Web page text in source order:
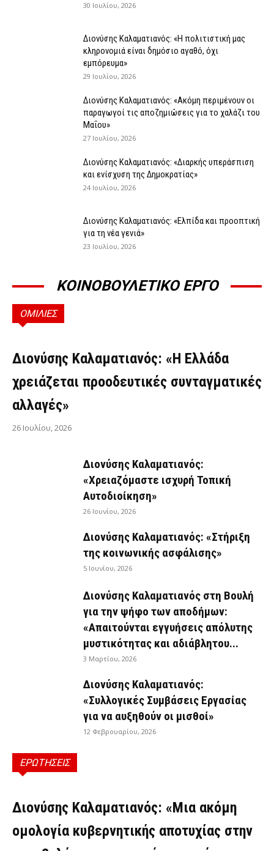
30 Ιουλίου, 2026
Διονύσης Καλαματιανός: «Η πολιτιστική μας
κληρονομιά είναι δημόσιο αγαθό, όχι
εμπόρευμα»
29 Ιουλίου, 2026
Διονύσης Καλαματιανός: «Ακόμη περιμένουν οι
παραγωγοί τις αποζημιώσεις για το χαλάζι του
Μαΐου»
27 Ιουλίου, 2026
Διονύσης Καλαματιανός: «Διαρκής υπεράσπιση
και ενίσχυση της Δημοκρατίας»
24 Ιουλίου, 2026
Διονύσης Καλαματιανός: «Ελπίδα και προοπτική
για τη νέα γενιά»
23 Ιουλίου, 2026
ΚΟΙΝΟΒΟΥΛΕΤΙΚΟ ΕΡΓΟ
ΟΜΙΛΙΕΣ
ΟΜΙΛΊΕΣ
Διονύσης Καλαματιανός: «Η Ελλάδα
χρειάζεται προοδευτικές συνταγματικές
αλλαγές»
26 Ιουλίου, 2026
Διονύσης Καλαματιανός:
«Χρειαζόμαστε ισχυρή Τοπική
Αυτοδιοίκηση»
26 Ιουνίου, 2026
Διονύσης Καλαματιανός: «Στήριξη
της κοινωνικής ασφάλισης»
5 Ιουνίου, 2026
Διονύσης Καλαματιανός στη Βουλή
για την ψήφο των αποδήμων:
«Απαιτούνται εγγυήσεις απόλυτης
μυστικότητας και αδιάβλητου...
3 Μαρτίου, 2026
Διονύσης Καλαματιανός:
«Συλλογικές Συμβάσεις Εργασίας
για να αυξηθούν οι μισθοί»
12 Φεβρουαρίου, 2026
ΕΡΩΤΗΣΕΙΣ
ΕΡΩΤΉΣΕΙΣ
Διονύσης Καλαματιανός: «Μια ακόμη
ομολογία κυβερνητικής αποτυχίας στην